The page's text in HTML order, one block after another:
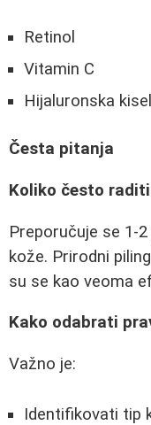
Retinol
Vitamin C
Hijaluronska
Česta pitanja
Koliko često
Preporučuje se 1-
kože. Prirodni
su se kao veoma
Kako odabrati
Važno je:
Identifikovati tip